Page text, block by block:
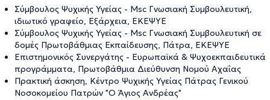
Σύμβουλος Ψυχικής Υγείας - Msc Γνωσιακή Συμβουλευτική,
ιδιωτικό γραφείο, Εξάρχεια, ΕΚΕΨΥΕ
Σύμβουλος Ψυχικής Υγείας - Msc Γνωσιακή Συμβουλευτική σε
δομές Πρωτοβάθμιας Εκπαίδευσης, Πάτρα, ΕΚΕΨΥΕ
Επιστημονικός Συνεργάτης - Ευρωπαϊκά & Ψυχοεκπαιδευτικά
προγράμματα, Πρωτοβάθμια Διεύθυνση Νομού Αχαΐας
Πρακτική άσκηση, Κέντρο Ψυχικής Υγείας Πάτρας Γενικού
Νοσοκομείου Πατρών "Ο Άγιος Ανδρέας"